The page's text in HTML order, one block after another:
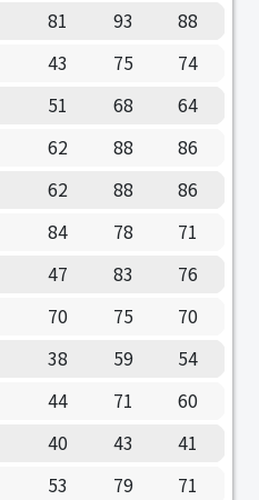
81 93
88
43 75
74
51 68
64
62 88
86
62 88
86
84 78
71
47 83
76
70 75
70
38 59
54
44 71
60
40 43
41
53 79
71